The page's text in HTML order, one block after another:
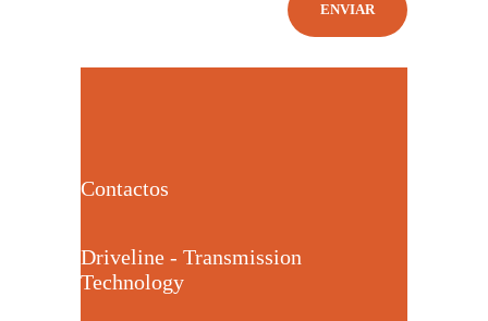
Contactos
Driveline - Transmission
Technology